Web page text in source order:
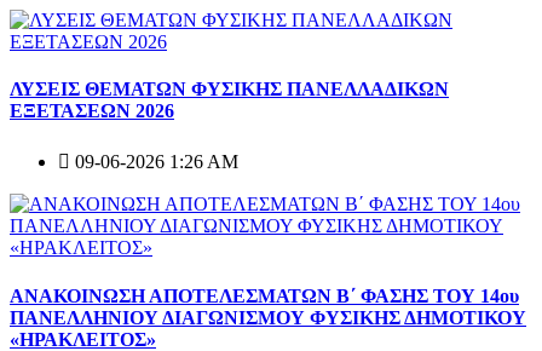
ΛΥΣΕΙΣ ΘΕΜΑΤΩΝ ΦΥΣΙΚΗΣ ΠΑΝΕΛΛΑΔΙΚΩΝ
ΕΞΕΤΑΣΕΩΝ 2026
09-06-2026 1:26 AM
ΑΝΑΚΟΙΝΩΣΗ ΑΠΟΤΕΛΕΣΜΑΤΩΝ Β΄ ΦΑΣΗΣ ΤΟΥ 14ου
ΠΑΝΕΛΛΗΝΙΟΥ ΔΙΑΓΩΝΙΣΜΟΥ ΦΥΣΙΚΗΣ ΔΗΜΟΤΙΚΟΥ
«ΗΡΑΚΛΕΙΤΟΣ»